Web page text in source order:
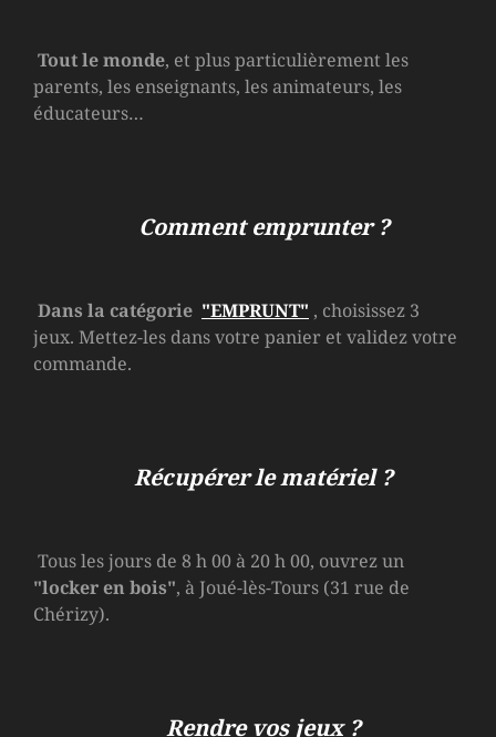
Tout le monde, et plus particulièrement les
parents, les enseignants, les animateurs, les
éducateurs…
Comment emprunter ?
Dans la catégorie "EMPRUNT" , choisissez 3
jeux. Mettez-les dans votre panier et validez votre
commande.
Récupérer le matériel ?
Tous les jours de 8 h 00 à 20 h 00, ouvrez un
"locker en bois", à Joué-lès-Tours (31 rue de
Chérizy).
Rendre vos jeux ?